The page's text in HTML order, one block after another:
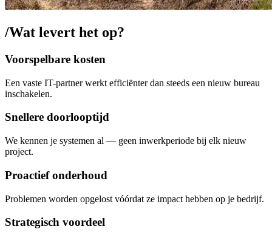
/Wat levert het op?
Voorspelbare kosten
Een vaste IT-partner werkt efficiënter dan steeds een nieuw bureau
inschakelen.
Snellere doorlooptijd
We kennen je systemen al — geen inwerkperiode bij elk nieuw
project.
Proactief onderhoud
Problemen worden opgelost vóórdat ze impact hebben op je bedrijf.
Strategisch voordeel